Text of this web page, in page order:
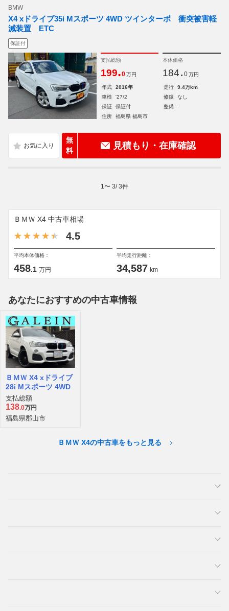
BMW
X4 xドライブ35i Mスポーツ 4WD ツインターボ 衝突被害軽
減装置 ETC
保証付
支払総額
199.0 万円
本体価格
184. 0 万円
年式 2016年 走行
9.4万km
車検
'27/2 修復
なし
保証
保証付 整備
-
住所
福島県 福島市
無
料
見積もり・在庫確認
1 〜 3/3件
ＢＭＷ X4 中古車相場
4.5
平均本体価格：
458.1 万円
平均走行距離：
34,587 km
あなたにおすすめの中古車情報
ＢＭＷ X4 xドライブ
28i Mスポーツ 4WD
支払総額
138.0万円
福島県郡山市
ＢＭＷ X4の中古車をもっと見る